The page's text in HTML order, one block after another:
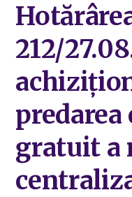
212/
gratuit a